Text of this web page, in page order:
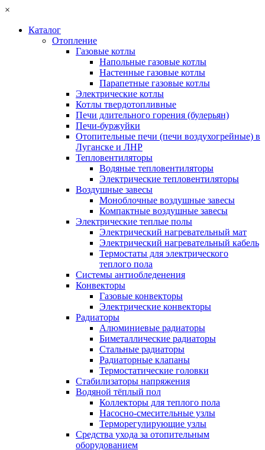
×
Каталог
Отопление
Газовые котлы
Напольные газовые котлы
Настенные газовые котлы
Парапетные газовые котлы
Электрические котлы
Котлы твердотопливные
Печи длительного горения (булерьян)
Печи-буржуйки
Отопительные печи (печи воздухогрейные) в
Луганске и ЛНР
Тепловентиляторы
Водяные тепловентиляторы
Электрические тепловентиляторы
Воздушные завесы
Моноблочные воздушные завесы
Компактные воздушные завесы
Электрические теплые полы
Электрический нагревательный мат
Электрический нагревательный кабель
Термостаты для электрического
теплого пола
Системы антиобледенения
Конвекторы
Газовые конвекторы
Электрические конвекторы
Радиаторы
Алюминиевые радиаторы
Биметаллические радиаторы
Стальные радиаторы
Радиаторные клапаны
Термостатические головки
Стабилизаторы напряжения
Водяной тёплый пол
Коллекторы для теплого пола
Насосно-смесительные узлы
Терморегулирующие узлы
Средства ухода за отопительным
оборудованием